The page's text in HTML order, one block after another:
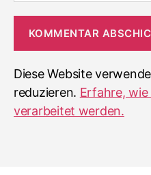
Diese Website
reduzieren. Erfahre,
verarbeitet werden.